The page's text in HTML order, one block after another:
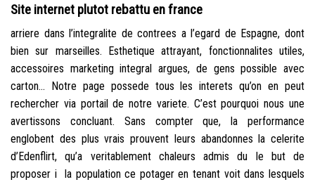
Site internet plutot rebattu en france
arriere dans l’integralite de contrees a l’egard de Espagne, dont
bien sur marseilles. Esthetique attrayant, fonctionnalites utiles,
accessoires marketing integral argues, de gens possible avec
carton… Notre page possede tous les interets qu’on en peut
rechercher via portail de notre variete. C’est pourquoi nous une
avertissons concluant. Sans compter que, la performance
englobent des plus vrais prouvent leurs abandonnes la celerite
d’Edenflirt, qu’a veritablement chaleurs admis du le but de
proposer i la population ce potager en tenant voit dans lesquels